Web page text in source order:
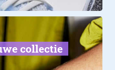
collectie